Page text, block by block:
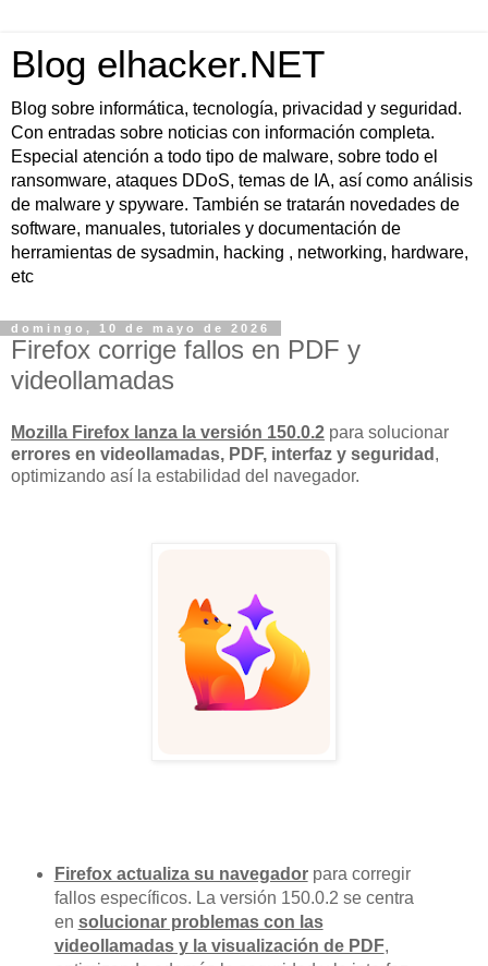
Blog elhacker.NET
Blog sobre informática, tecnología, privacidad y seguridad.
Con entradas sobre noticias con información completa.
Especial atención a todo tipo de malware, sobre todo el
ransomware, ataques DDoS, temas de IA, así como análisis
de malware y spyware. También se tratarán novedades de
software, manuales, tutoriales y documentación de
herramientas de sysadmin, hacking , networking, hardware,
etc
domingo, 10 de mayo de 2026
Firefox corrige fallos en PDF y
videollamadas
Mozilla Firefox lanza la versión 150.0.2 para solucionar
errores en videollamadas, PDF, interfaz y seguridad ,
optimizando así la estabilidad del navegador.
Firefox actualiza su navegadorpara corregir
fallos específicos. La versión 150.0.2 se centra
en solucionar problemas con las
videollamadas y la visualización de PDF,